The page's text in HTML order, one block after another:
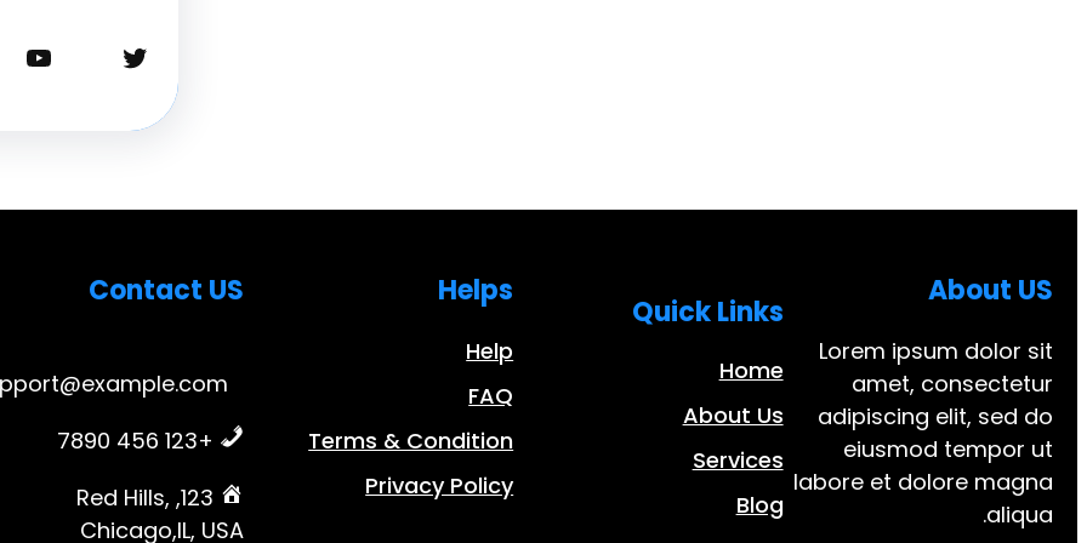
تويتر
يوتيوب
About US
Lorem ipsum dolor sit
amet, consectetur
adipiscing elit, sed do
eiusmod tempor ut
labore et dolore magna
aliqua.
Quick Links
Home
About Us
Services
Blog
Helps
Help
FAQ
Terms & Condition
Privacy Policy
Contact US
+123 456 7890
123, Red Hills,
Chicago,IL, USA